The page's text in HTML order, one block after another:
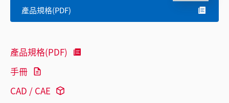
產品規格(PDF)
產品規格(PDF)
手冊
CAD / CAE